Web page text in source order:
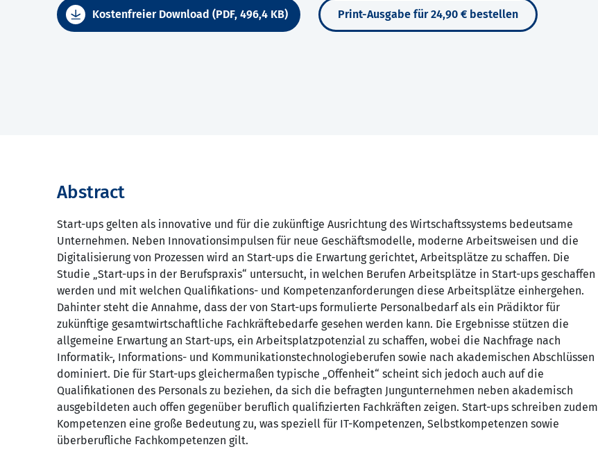
Kostenfreier Download (PDF, 496,4 KB) Print-Ausgabe für 24,90 € bestellen
Abstract
Start-ups gelten als innovative und für die zukünftige Ausrichtung des Wirtschaftssystems bedeutsame
Unternehmen. Neben Innovationsimpulsen für neue Geschäftsmodelle, moderne Arbeitsweisen und die
Digitalisierung von Prozessen wird an Start-ups die Erwartung gerichtet, Arbeitsplätze zu schaffen. Die
Studie „Start-ups in der Berufspraxis“ untersucht, in welchen Berufen Arbeitsplätze in Start-ups geschaffen
werden und mit welchen Qualifikations- und Kompetenzanforderungen diese Arbeitsplätze einhergehen.
Dahinter steht die Annahme, dass der von Start-ups formulierte Personalbedarf als ein Prädiktor für
zukünftige gesamtwirtschaftliche Fachkräftebedarfe gesehen werden kann. Die Ergebnisse stützen die
allgemeine Erwartung an Start-ups, ein Arbeitsplatzpotenzial zu schaffen, wobei die Nachfrage nach
Informatik-, Informations- und Kommunikationstechnologieberufen sowie nach akademischen Abschlüssen
dominiert. Die für Start-ups gleichermaßen typische „Offenheit“ scheint sich jedoch auch auf die
Qualifikationen des Personals zu beziehen, da sich die befragten Jungunternehmen neben akademisch
ausgebildeten auch offen gegenüber beruflich qualifizierten Fachkräften zeigen. Start-ups schreiben zudem
Kompetenzen eine große Bedeutung zu, was speziell für IT-Kompetenzen, Selbstkompetenzen sowie
überberufliche Fachkompetenzen gilt.